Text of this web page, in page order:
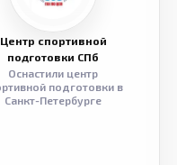
Центр спортивной
подготовки СПб
Оснастили центр
подготовки в
Санкт-Петербурге